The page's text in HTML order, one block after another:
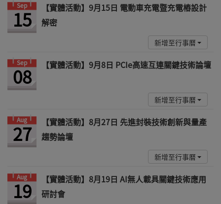
Sep
15
【實體活動】9月15日 電動車充電暨充電樁設計
解密
新增至行事曆
Sep
08 【實體活動】9月8日 PCIe高速互連關鍵技術論壇
新增至行事曆
Aug
27
【實體活動】8月27日 先進封裝技術創新與量產
趨勢論壇
新增至行事曆
Aug
19
【實體活動】8月19日 AI無人載具關鍵技術應用
研討會